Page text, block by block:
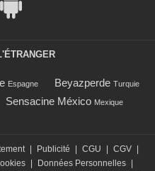
Espagne Beyazperde Turquie
Sensacine México Mexique
Publicité CGU CGV
Données Personnelles